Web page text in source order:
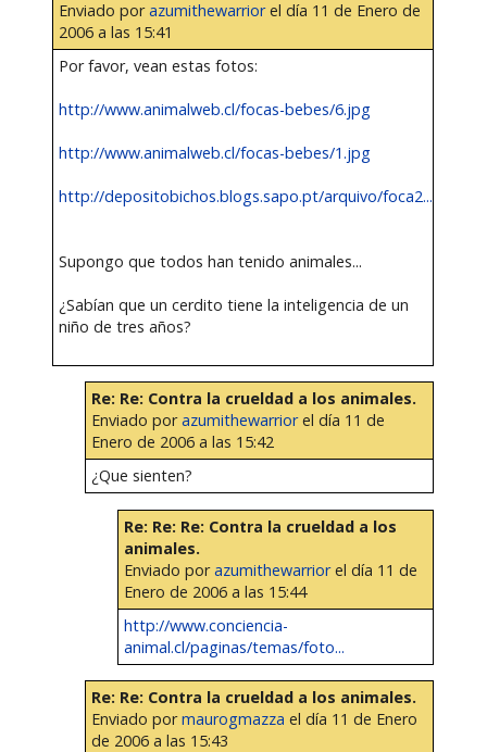
Enviado porazumithewarriorel día 11 de Enero de
2006 a las 15:41
Por favor, vean estas fotos:
http://www.animalweb.cl/focas-bebes/6.jpg
http://www.animalweb.cl/focas-bebes/1.jpg
http://depositobichos.blogs.sapo.pt/arquivo/foca2....
Supongo que todos han tenido animales...
¿Sabían que un cerdito tiene la inteligencia de un
niño de tres años?
Re: Re: Contra la crueldad a los animales.
Enviado porazumithewarriorel día 11 de
Enero de 2006 a las 15:42
¿Que sienten?
Re: Re: Re: Contra la crueldad a los
animales.
Enviado porazumithewarriorel día 11 de
Enero de 2006 a las 15:44
http://www.conciencia-
animal.cl/paginas/temas/foto...
Re: Re: Contra la crueldad a los animales.
Enviado pormaurogmazza el día 11 de Enero
de 2006 a las 15:43